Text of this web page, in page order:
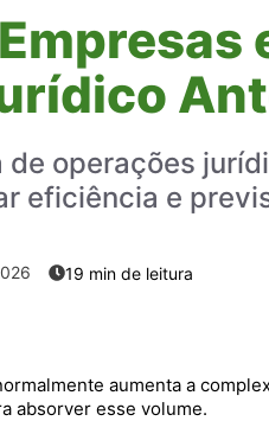
de operações
eficiência e
aumenta a
absorver esse volume.